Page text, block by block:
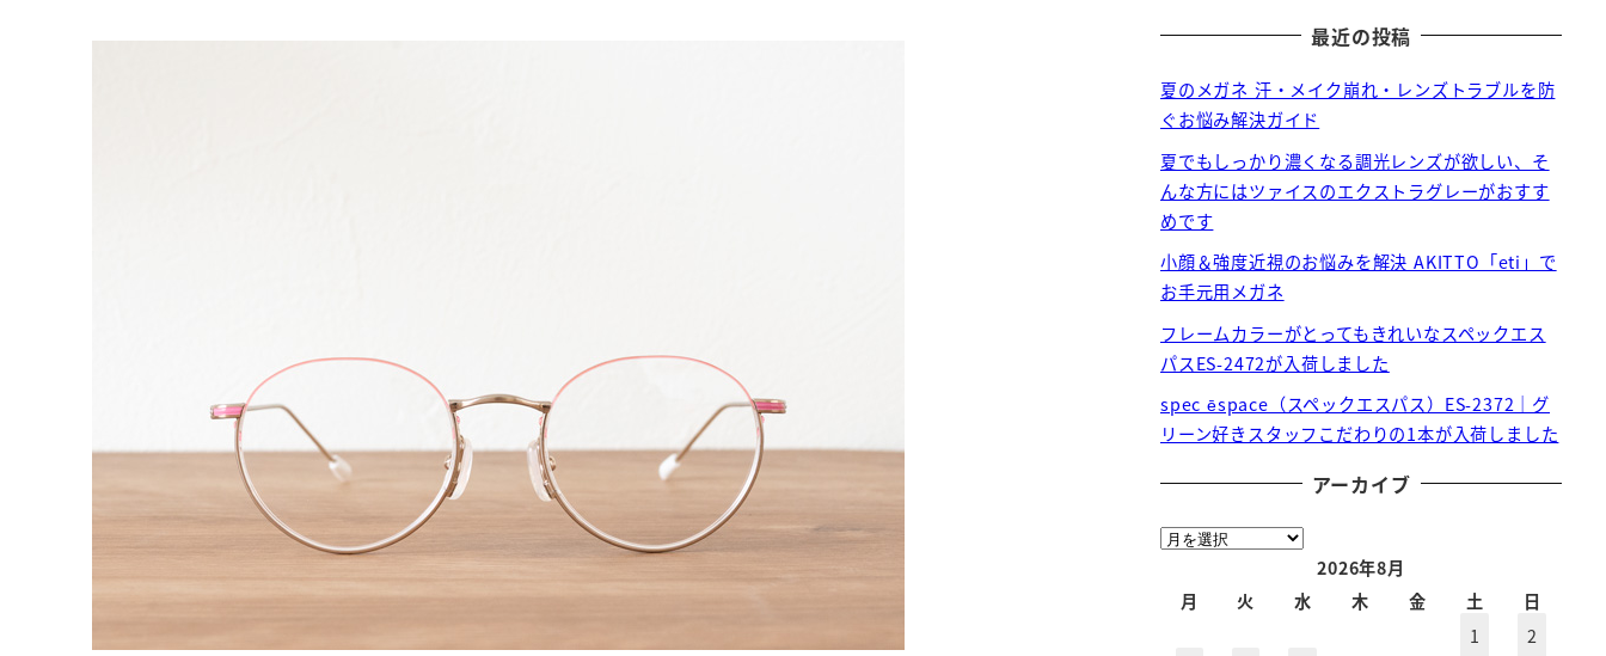
最近の投稿
夏のメガネ 汗・メイク崩れ・レンズトラブルを防
ぐお悩み解決ガイド
夏でもしっかり濃くなる調光レンズが欲しい、そ
んな方にはツァイスのエクストラグレーがおすす
めです
小顔＆強度近視のお悩みを解決 AKITTO「eti」で
お手元用メガネ
フレームカラーがとってもきれいなスペックエス
パスES-2472が入荷しました
spec ēspace（スペックエスパス）ES-2372｜グ
リーン好きスタッフこだわりの1本が入荷しました
アーカイブ
ア
2026年8月
月
火 水 木 金 土
日
1
2